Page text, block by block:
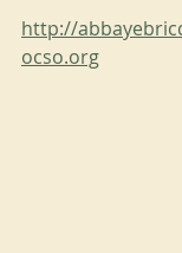
http://
ocso.org